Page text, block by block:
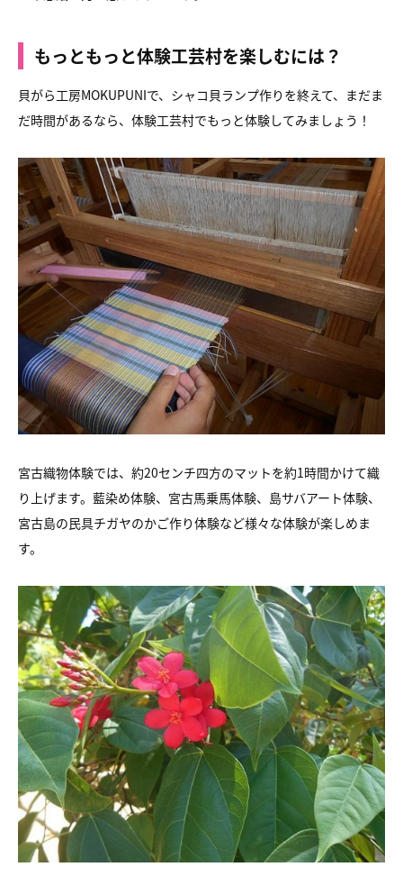
もっともっと体験工芸村を楽しむには？
貝がら工房MOKUPUNIで、シャコ貝ランプ作りを終えて、 まだま
だ時間があるなら、体験工芸村でもっと体験してみましょう！
宮古織物体験では、約20センチ四方のマットを約1時間かけて織
り上げます。 藍染め体験、宮古馬乗馬体験、島サバアート体験、
宮古島の民具チガヤのかご作り体験など様々な体験が楽しめま
す。